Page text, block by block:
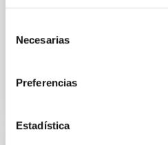
Necesarias
Preferencias
Estadística
del proyecto hacia una